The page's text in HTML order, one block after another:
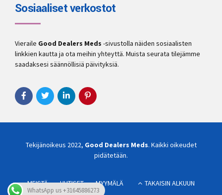
Sosiaaliset verkostot
Vieraile Good Dealers Meds -sivustolla näiden sosiaalisten
linkkien kautta ja ota meihin yhteyttä. Muista seurata tilejämme
saadaksesi säännöllisiä päivityksiä.
Tekijänoikeus 2022, Good Dealers Meds. Kaikki oikeudet
pidätetään.
MEISTÄ UUTISET MYYMÄLÄ TAKAISIN ALKUUN
WhatsApp us +31645886273